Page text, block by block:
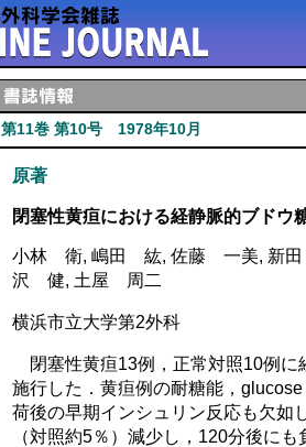
第11巻 第10号 1978年10月
原著
閉塞性黄疸における経静脈的ブドウ
小林 衛, 嶋田 紘, 佐藤 一美, 新
沢 健, 土屋 周二
横浜市立大学第2外科
閉塞性黄疸13例，正常対照10例に
施行した．黄疸例の耐糖能，
荷後の早期インシュリン反応も欠如
（対照約5％）減少し，120分後に